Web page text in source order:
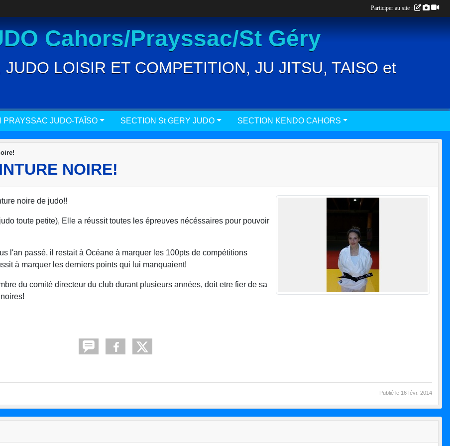
Cahors/Prayssac/St Géry
JUDO LOISIR ET COMPETITION, JU JITSU, TAISO et
PRAYSSAC JUDO-TAÎSO SECTION St GERY JUDO SECTION KENDO CAHORS
NOIRE!
noire de judo!!
toute petite), Elle a réussit toutes les épreuves nécéssaires pour pouvoir
l'an passé, il restait à Océane à marquer les 100pts de compétitions
à marquer les derniers points qui lui manquaient!
du comité directeur du club durant plusieurs années, doit etre fier de sa
Publié le 16 févr. 2014
Participer au site :